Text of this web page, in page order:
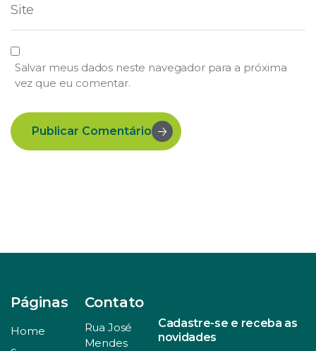
Salvar meus dados neste navegador para a próxima
vez que eu comentar.
Publicar Comentário
Páginas
Home
Contato
Rua José
Mendes
Cadastre-se e receba as
novidades